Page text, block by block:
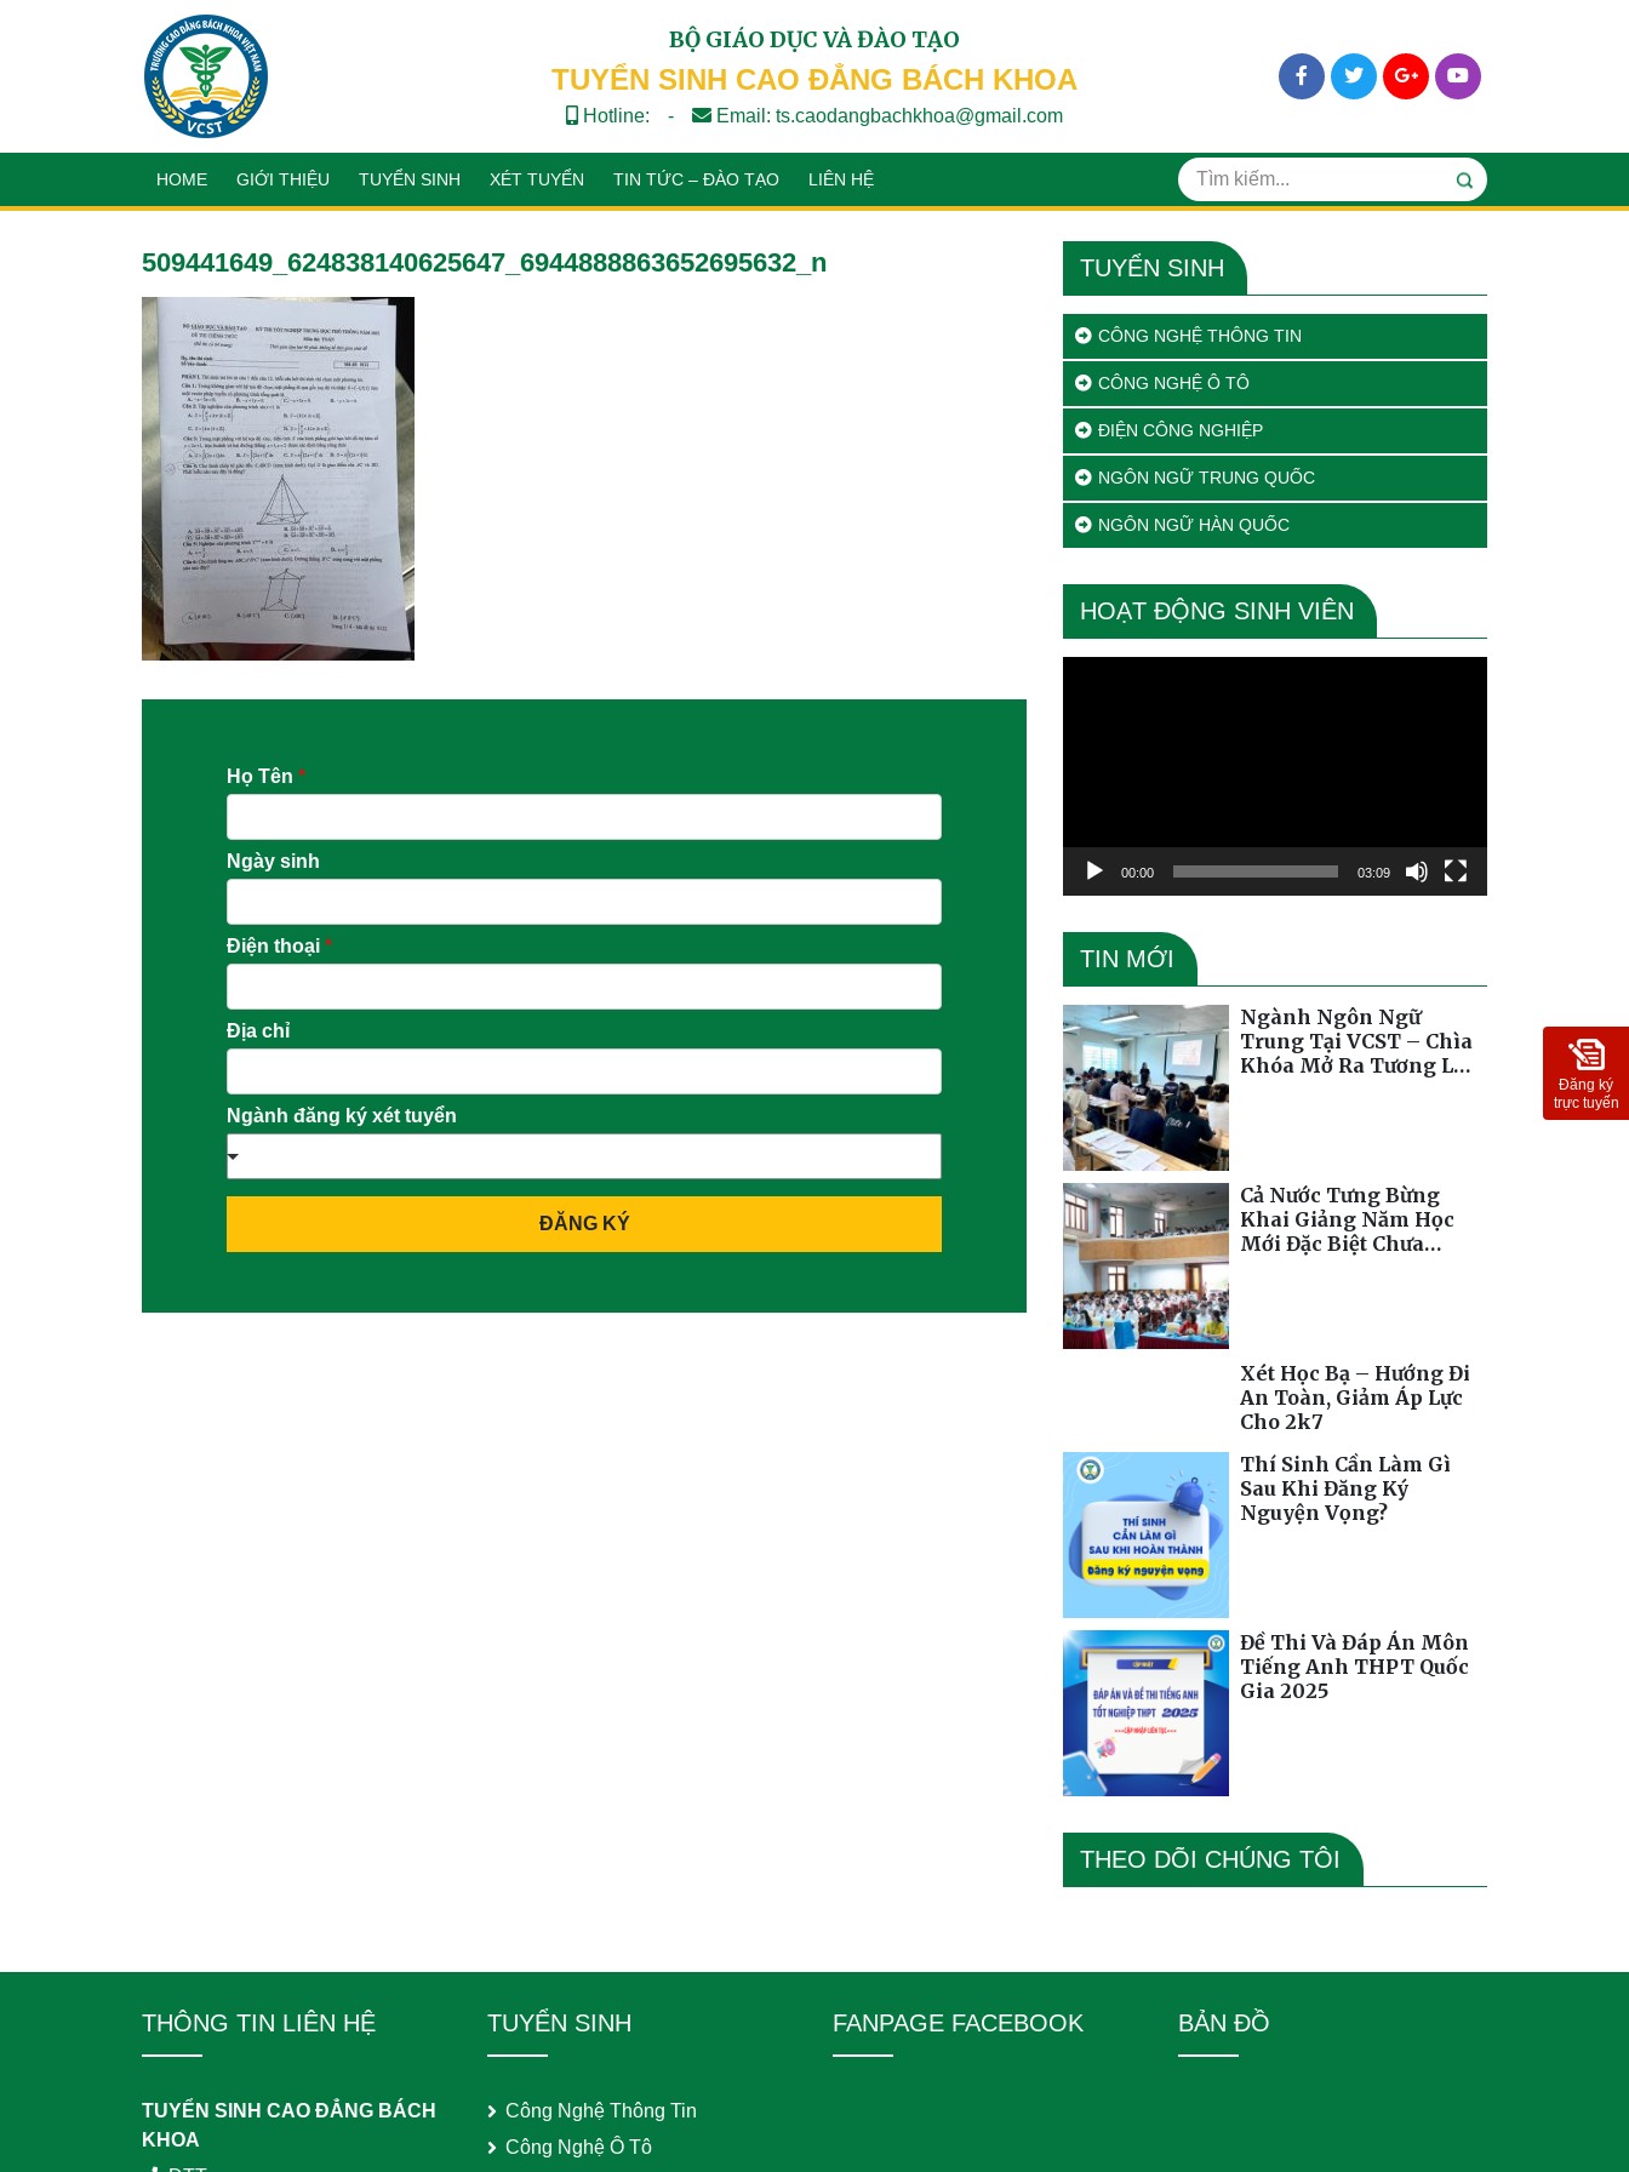
BỘ GIÁO DỤC VÀ ĐÀO TẠO
TUYỂN SINH CAO ĐẲNG BÁCH KHOA
Hotline: - Email: ts.caodangbachkhoa@gmail.com
HOME GIỚI THIỆU TUYỂN SINH XÉT TUYỂN TIN TỨC – ĐÀO TẠO LIÊN HỆ
509441649_624838140625647_6944888863652695632_n
Họ Tên *
Ngày sinh
Điện thoại *
Địa chỉ
Ngành đăng ký xét tuyển
ĐĂNG KÝ
TUYỂN SINH
CÔNG NGHỆ THÔNG TIN
CÔNG NGHỆ Ô TÔ
ĐIỆN CÔNG NGHIỆP
NGÔN NGỮ TRUNG QUỐC
NGÔN NGỮ HÀN QUỐC
HOẠT ĐỘNG SINH VIÊN
00:00 03:09
TIN MỚI
Ngành Ngôn Ngữ
Trung Tại VCST – Chìa
Khóa Mở Ra Tương Lai
Cả Nước Tưng Bừng
Khai Giảng Năm Học
Mới Đặc Biệt Chưa
Xét Học Bạ – Hướng Đi
An Toàn, Giảm Áp Lực
Cho 2k7
Thí Sinh Cần Làm Gì
Sau Khi Đăng Ký
Nguyện Vọng?
Đề Thi Và Đáp Án Môn
Tiếng Anh THPT Quốc
Gia 2025
THEO DÕI CHÚNG TÔI
THÔNG TIN LIÊN HỆ
TUYỂN SINH CAO ĐẲNG BÁCH
KHOA
TUYỂN SINH
Công Nghệ Thông Tin
Công Nghệ Ô Tô
FANPAGE FACEBOOK BẢN ĐỒ
Đăng ký
trực tuyến